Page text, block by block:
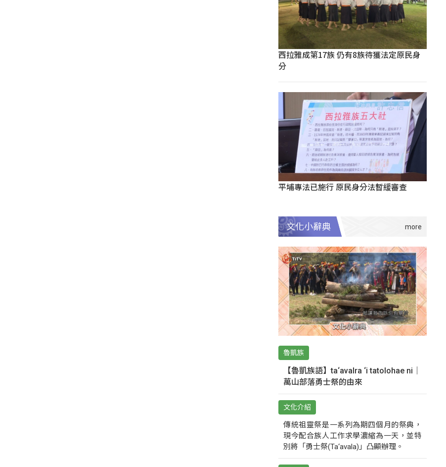
西拉雅成第17族 仍有8族待獲法定原民身
分
平埔專法已施行 原民身分法暫緩審查
文化小辭典
魯凱族
【魯凱族語】ta‘avalra ‘i tatolohae ni｜
萬山部落勇士祭的由來
文化介紹
傳統祖靈祭是一系列為期四個月的祭典，
現今配合族人工作求學濃縮為一天，並特
別將「勇士祭(Ta‘avala)」凸顯辦理。